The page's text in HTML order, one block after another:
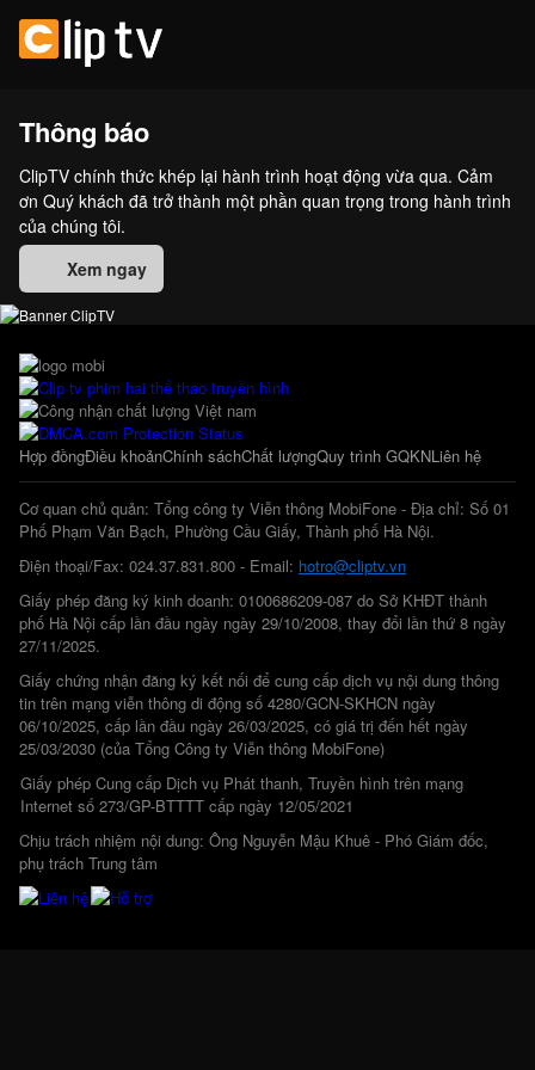
Thông báo
ClipTV chính thức khép lại hành trình hoạt động vừa qua. Cảm
ơn Quý khách đã trở thành một phần quan trọng trong hành trình
của chúng tôi.
Xem ngay
Hợp đồngĐiều khoảnChính sáchChất lượngQuy trình GQKNLiên hệ
Cơ quan chủ quản: Tổng công ty Viễn thông MobiFone - Địa chỉ: Số 01
Phố Phạm Văn Bạch, Phường Cầu Giấy, Thành phố Hà Nội.
Điện thoại/Fax: 024.37.831.800 - Email: hotro@cliptv.vn
Giấy phép đăng ký kinh doanh: 0100686209-087 do Sở KHĐT thành
phố Hà Nội cấp lần đầu ngày ngày 29/10/2008, thay đổi lần thứ 8 ngày
27/11/2025.
Giấy chứng nhận đăng ký kết nối để cung cấp dịch vụ nội dung thông
tin trên mạng viễn thông di động số 4280/GCN-SKHCN ngày
06/10/2025, cấp lần đầu ngày 26/03/2025, có giá trị đến hết ngày
25/03/2030 (của Tổng Công ty Viễn thông MobiFone)
Giấy phép Cung cấp Dịch vụ Phát thanh, Truyền hình trên mạng
Internet số 273/GP-BTTTT cấp ngày 12/05/2021
Chịu trách nhiệm nội dung: Ông Nguyễn Mậu Khuê - Phó Giám đốc,
phụ trách Trung tâm